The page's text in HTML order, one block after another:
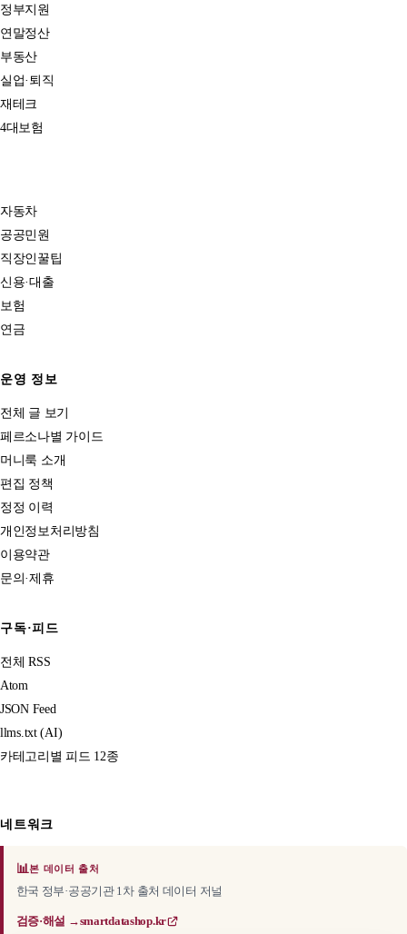
정부지원
연말정산
부동산
실업·퇴직
재테크
4대보험
자동차
공공민원
직장인꿀팁
신용·대출
보험
연금
운영 정보
전체 글 보기
페르소나별 가이드
머니룩 소개
편집 정책
정정 이력
개인정보처리방침
이용약관
문의·제휴
구독·피드
전체 RSS
Atom
JSON Feed
llms.txt (AI)
카테고리별 피드 12종
네트워크
📊본 데이터 출처
한국 정부·공공기관 1차 출처 데이터 저널
검증·해설 →smartdatashop.kr